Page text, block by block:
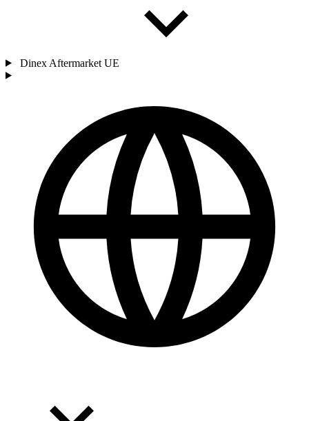
Dinex Aftermarket UE